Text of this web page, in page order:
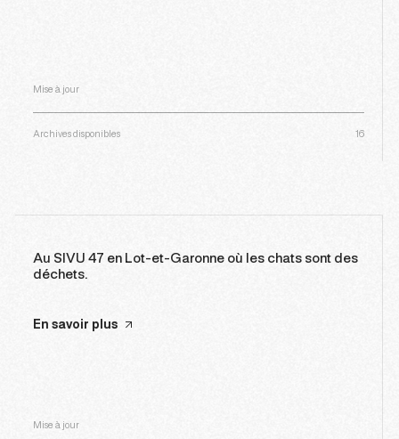
Mise à jour
Archives disponibles 16
Au SIVU 47 en Lot-et-Garonne où les chats sont des
déchets.
En savoir plus
Mise à jour